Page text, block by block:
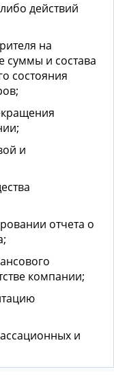
действий
на
суммы и состава
состояния
и
отчета о
компании;
и